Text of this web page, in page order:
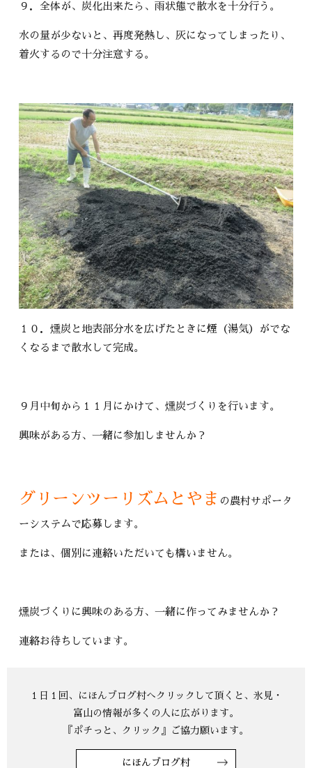
９．全体が、炭化出来たら、雨状態で散水を十分行う。
水の量が少ないと、再度発熱し、灰になってしまったり、
着火するので十分注意する。
１０．燻炭と地表部分水を広げたときに煙（湯気）がでな
くなるまで散水して完成。
９月中旬から１１月にかけて、燻炭づくりを行います。
興味がある方、一緒に参加しませんか？
グリーンツーリズムとやま の農村サポータ
ーシステムで応募します。
または、個別に連絡いただいても構いません。
燻炭づくりに興味のある方、一緒に作ってみませんか？
連絡お待ちしています。
にほんブログ村